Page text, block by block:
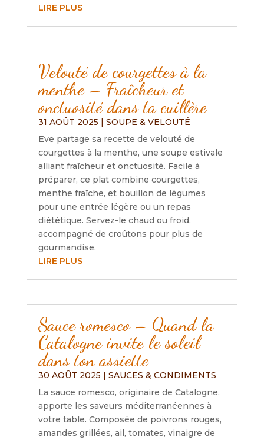
LIRE PLUS
Velouté de courgettes à la
menthe – Fraîcheur et
onctuosité dans ta cuillère
31 AOÛT 2025 | SOUPE & VELOUTÉ
Eve partage sa recette de velouté de
courgettes à la menthe, une soupe estivale
alliant fraîcheur et onctuosité. Facile à
préparer, ce plat combine courgettes,
menthe fraîche, et bouillon de légumes
pour une entrée légère ou un repas
diététique. Servez-le chaud ou froid,
accompagné de croûtons pour plus de
gourmandise.
LIRE PLUS
Sauce romesco – Quand la
Catalogne invite le soleil
dans ton assiette
30 AOÛT 2025
SAUCES & CONDIMENTS
La sauce romesco, originaire de Catalogne,
apporte les saveurs méditerranéennes à
votre table. Composée de poivrons rouges,
amandes grillées, ail, tomates, vinaigre de